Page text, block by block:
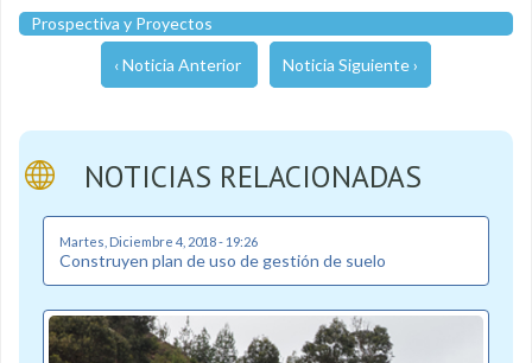
Prospectiva y Proyectos
‹ Noticia Anterior Noticia Siguiente ›
NOTICIAS RELACIONADAS
Martes, Diciembre 4, 2018 - 19:26
Construyen plan de uso de gestión de suelo